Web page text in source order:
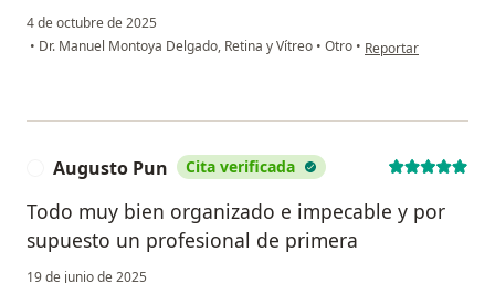
4 de octubre de 2025
• Dr. Manuel Montoya Delgado, Retina y Vítreo • Otro • en opinión del
Reportar
Augusto Pun Cita verificada
Todo muy bien organizado e impecable y por
supuesto un profesional de primera
19 de junio de 2025